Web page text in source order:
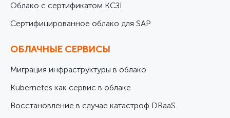
Облако с сертификатом КСЗІ
Cертифицированное облако для SAP
ОБЛАЧНЫЕ СЕРВИСЫ
Миграция инфраструктуры в облако
Kubernetes как сервис в облаке
Восстановление в случае катастроф DRaaS